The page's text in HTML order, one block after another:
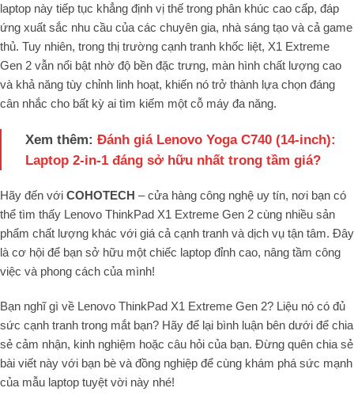
laptop này tiếp tục khẳng định vị thế trong phân khúc cao cấp, đáp
ứng xuất sắc nhu cầu của các chuyên gia, nhà sáng tạo và cả game
thủ. Tuy nhiên, trong thị trường cạnh tranh khốc liệt, X1 Extreme
Gen 2 vẫn nổi bật nhờ độ bền đặc trưng, màn hình chất lượng cao
và khả năng tùy chỉnh linh hoạt, khiến nó trở thành lựa chọn đáng
cân nhắc cho bất kỳ ai tìm kiếm một cỗ máy đa năng.
Xem thêm: Đánh giá Lenovo Yoga C740 (14-inch):
Laptop 2-in-1 đáng sở hữu nhất trong tầm giá?
Hãy đến với COHOTECH – cửa hàng công nghệ uy tín, nơi bạn có
thể tìm thấy Lenovo ThinkPad X1 Extreme Gen 2 cùng nhiều sản
phẩm chất lượng khác với giá cả cạnh tranh và dịch vụ tận tâm. Đây
là cơ hội để bạn sở hữu một chiếc laptop đỉnh cao, nâng tầm công
việc và phong cách của mình!
Bạn nghĩ gì về Lenovo ThinkPad X1 Extreme Gen 2? Liệu nó có đủ
sức cạnh tranh trong mắt bạn? Hãy để lại bình luận bên dưới để chia
sẻ cảm nhận, kinh nghiệm hoặc câu hỏi của bạn. Đừng quên chia sẻ
bài viết này với bạn bè và đồng nghiệp để cùng khám phá sức mạnh
của mẫu laptop tuyệt vời này nhé!